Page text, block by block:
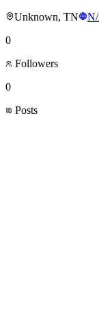
Unknown, TN
0
Followers
0
Posts